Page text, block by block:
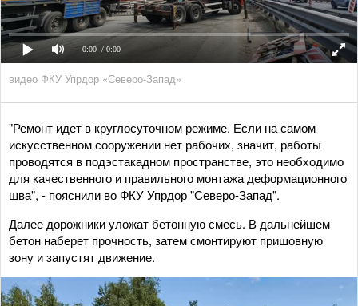
0:00 / 0:00
видео ФКУ Упрдор «Северо-Запад»
"Ремонт идет в круглосуточном режиме. Если на самом
искусственном сооружении нет рабочих, значит, работы
проводятся в подэстакадном пространстве, это необходимо
для качественного и правильного монтажа деформационного
шва", - пояснили во ФКУ Упрдор "Северо-Запад".
Далее дорожники уложат бетонную смесь. В дальнейшем
бетон наберет прочность, затем смонтируют пришовную
зону и запустят движение.